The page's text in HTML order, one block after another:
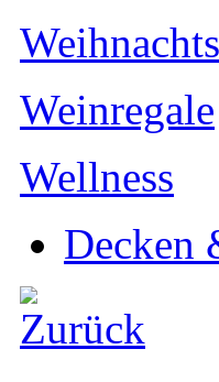
Weinregale
Wellness
Decken